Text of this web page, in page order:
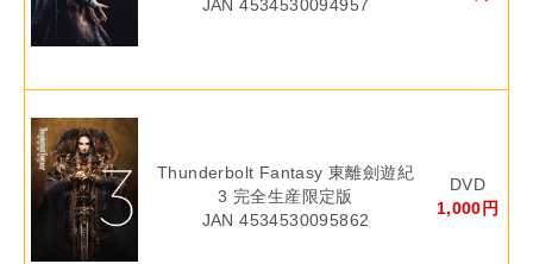
JAN 4534530094957
Thunderbolt Fantasy 東離劍遊紀
3 完全生産限定版
JAN 4534530095862
DVD
1,000円